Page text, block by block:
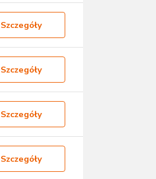
Szczegóły
Szczegóły
Szczegóły
Szczegóły